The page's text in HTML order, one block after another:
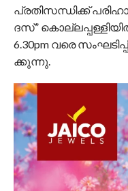
പ്രതിസന്ധിക്ക്
ദസ്”
6.30pm വരെ
ക്കുന്നു.